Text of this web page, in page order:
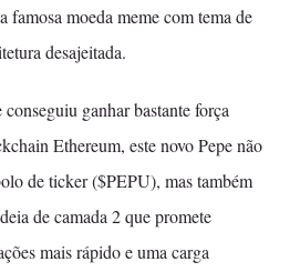
famosa moeda meme com tema de
desajeitada.
ganhar bastante força
Ethereum, este novo Pepe não
de ticker ($PEPU), mas também
de camada 2 que promete
mais rápido e uma carga